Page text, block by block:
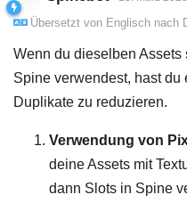
Übersetzt von Englisch nach
Wenn du dieselben
Spine verwendest, hast du
Duplikate zu reduzieren.
Verwendung von
deine Assets mit
dann Slots in Spine